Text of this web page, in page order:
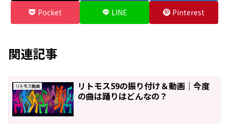
Pocket LINE Pinterest
関連記事
リトモス動画
リトモス59の振り付け＆動画｜今度
の曲は踊りはどんなの？